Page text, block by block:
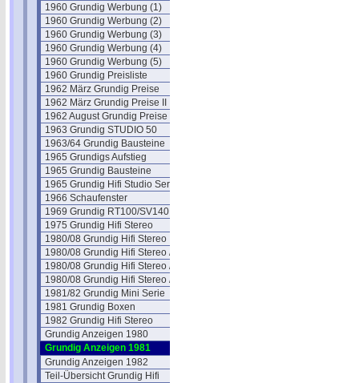
1960 Grundig Werbung (1)
1960 Grundig Werbung (2)
1960 Grundig Werbung (3)
1960 Grundig Werbung (4)
1960 Grundig Werbung (5)
1960 Grundig Preisliste
1962 März Grundig Preise
1962 März Grundig Preise II
1962 August Grundig Preise
1963 Grundig STUDIO 50
1963/64 Grundig Bausteine
1965 Grundigs Aufstieg
1965 Grundig Bausteine
1965 Grundig Hifi Studio Serie
1966 Schaufenster
1969 Grundig RT100/SV140
1975 Grundig Hifi Stereo
1980/08 Grundig Hifi Stereo
1980/08 Grundig Hifi Stereo /2
1980/08 Grundig Hifi Stereo /3
1980/08 Grundig Hifi Stereo /4
1981/82 Grundig Mini Serie
1981 Grundig Boxen
1982 Grundig Hifi Stereo
Grundig Anzeigen 1980
Grundig Anzeigen 1981
Grundig Anzeigen 1982
Teil-Übersicht Grundig Hifi